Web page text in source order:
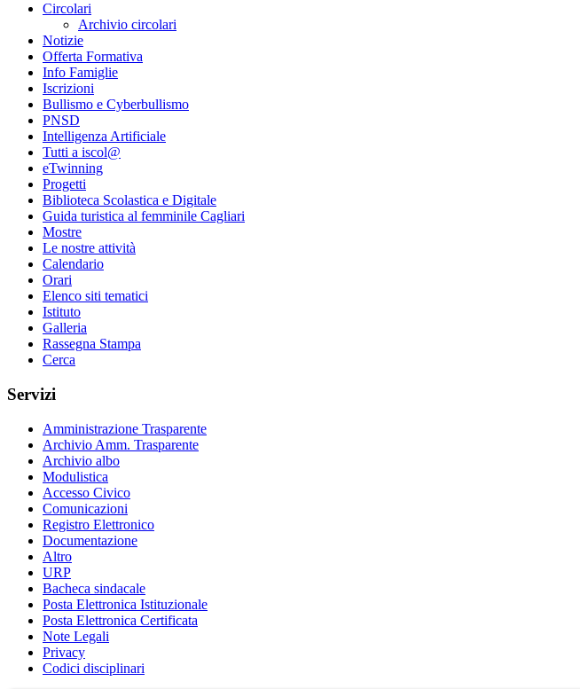
Circolari
Archivio circolari
Notizie
Offerta Formativa
Info Famiglie
Iscrizioni
Bullismo e Cyberbullismo
PNSD
Intelligenza Artificiale
Tutti a iscol@
eTwinning
Progetti
Biblioteca Scolastica e Digitale
Guida turistica al femminile Cagliari
Mostre
Le nostre attività
Calendario
Orari
Elenco siti tematici
Istituto
Galleria
Rassegna Stampa
Cerca
Servizi
Amministrazione Trasparente
Archivio Amm. Trasparente
Archivio albo
Modulistica
Accesso Civico
Comunicazioni
Registro Elettronico
Documentazione
Altro
URP
Bacheca sindacale
Posta Elettronica Istituzionale
Posta Elettronica Certificata
Note Legali
Privacy
Codici disciplinari